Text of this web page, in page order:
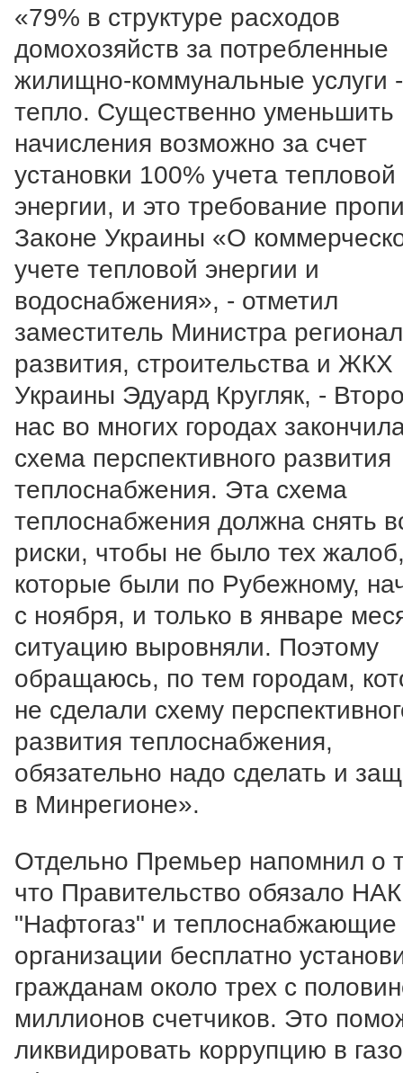
«79% в структуре расходов
домохозяйств за потребленные
жилищно-коммунальные услуги
тепло. Существенно уменьшить
начисления возможно за счет
установки 100% учета тепловой
энергии, и это требование
Законе Украины «О
учете тепловой энергии и
водоснабжения», - отметил
заместитель Министра
развития, строительства и ЖКХ
Украины Эдуард Кругляк, -
нас во многих городах
схема перспективного развития
теплоснабжения. Эта схема
теплоснабжения должна снять
риски, чтобы не было тех
которые были по Рубежному,
с ноября, и только в январе
ситуацию выровняли. Поэтому
обращаюсь, по тем городам,
не сделали схему
развития теплоснабжения,
обязательно надо сделать и
в Минрегионе».
Отдельно Премьер напомнил о
что Правительство обязало НАК
"Нафтогаз" и теплоснабжающие
организации бесплатно
гражданам около трех с
миллионов счетчиков. Это
ликвидировать коррупцию в